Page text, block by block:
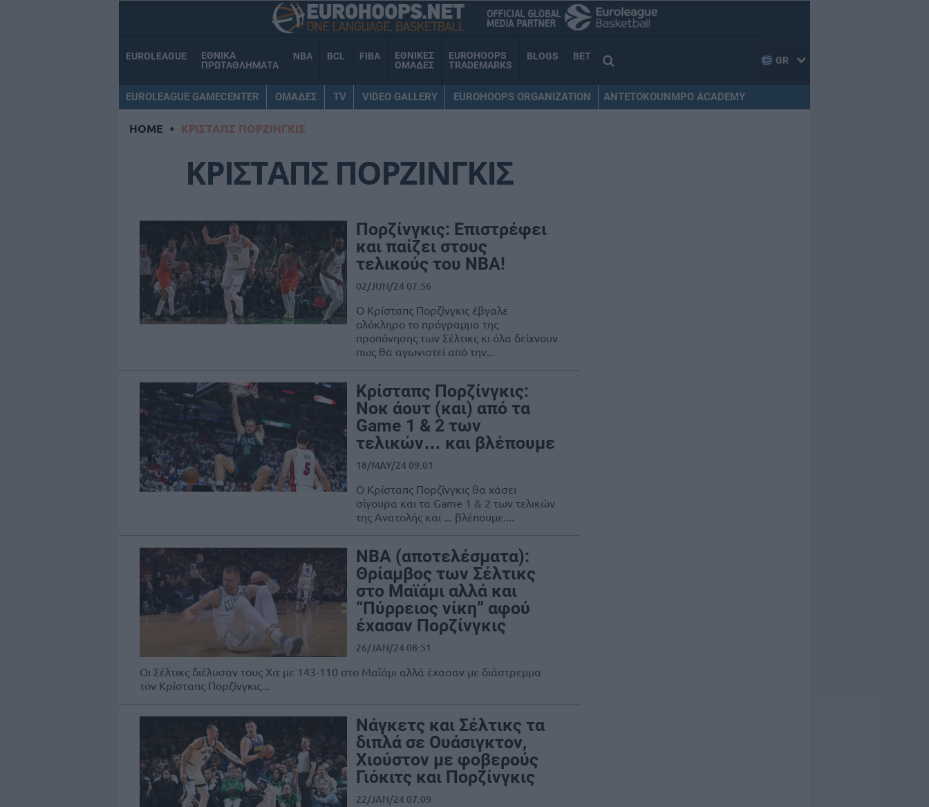
EUROLEAGUE
ΕΘΝΙΚΑ
ΠΡΩΤΑΘΛΗΜΑΤΑ
NBA BCL FIBA
ΕΘΝΙΚΕΣ
ΟΜΑΔΕΣ
EUROHOOPS
TRADEMARKS
BLOGS BET GR
EUROLEAGUE GAMECENTER ΟΜΑΔΕΣ TV VIDEO GALLERY EUROHOOPS ORGANIZATION ANTETOKOUNMPO ACADEMY
HOME • ΚΡΙΣΤΑΠΣ ΠΟΡΖΙΝΓΚΙΣ
ΚΡΙΣΤΑΠΣ ΠΟΡΖΙΝΓΚΙΣ
Πορζίνγκις: Επιστρέφει
και παίζει στους
τελικούς του NBA!
02/JUN/24 07:56
Ο Κρίσταπς Πορζίνγκις έβγαλε
ολόκληρο το πρόγραμμα της
προπόνησης των Σέλτικς κι όλα δείχνουν
πως θα αγωνιστεί από την...
Κρίσταπς Πορζίνγκις:
Νοκ άουτ (και) από τα
Game 1 & 2 των
τελικών… και βλέπουμε
18/MAY/24 09:01
Ο Κρίσταπς Πορζίνγκις θα χάσει
σίγουρα και τα Game 1 & 2 των τελικών
της Ανατολής και ... βλέπουμε....
ΝΒΑ (αποτελέσματα):
Θρίαμβος των Σέλτικς
στο Μαϊάμι αλλά και
“Πύρρειος νίκη” αφού
έχασαν Πορζίνγκις
26/JAN/24 08:51
Oι Σέλτικς διέλυσαν τους Χιτ με 143-110 στο Μαϊάμι αλλά έχασαν με διάστρεμμα
τον Κρίσταπς Πορζίνγκις...
Νάγκετς και Σέλτικς τα
διπλά σε Ουάσιγκτον,
Χιούστον με φοβερούς
Γιόκιτς και Πορζίνγκις
22/JAN/24 07:09